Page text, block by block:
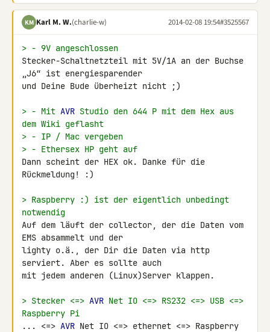
KM Karl M. W.(charlie-w) 2014-02-08 19:54#3525567
> - 9V angeschlossen
Stecker-Schaltnetzteil mit 5V/1A an der Buchse
„J6“ ist energiesparender
und Deine Bude überheizt nicht ;)
> - Mit AVR Studio den 644 P mit dem Hex aus
dem Wiki geflasht
> - IP / Mac vergeben
> - Ethersex HP geht auf
Dann scheint der HEX ok. Danke für die
Rückmeldung! :)
> Raspberry :) ist der eigentlich unbedingt
notwendig
Auf dem läuft der collector, der die Daten vom
EMS absammelt und der
lighty o.ä., der Dir die Daten via http
serviert. Aber es sollte auch
mit jedem anderen (Linux)Server klappen.
> Stecker <=> AVR Net IO <=> RS232 <=> USB <=>
Raspberry Pi
... <=> AVR Net IO <=> ethernet <=> Raspberry